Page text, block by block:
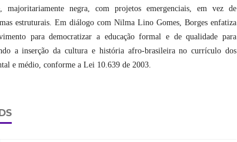
majoritariamente negra, com projetos emergenciais, em vez de
estruturais. Em diálogo com Nilma Lino Gomes, Borges enfatiza
para democratizar a educação formal e de qualidade para
a inserção da cultura e história afro-brasileira no currículo dos
e médio, conforme a Lei 10.639 de 2003.